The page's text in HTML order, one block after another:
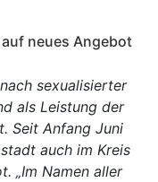
neues Angebot
sexualisierter
als Leistung der
Seit Anfang Juni
auch im Kreis
„Im Namen aller